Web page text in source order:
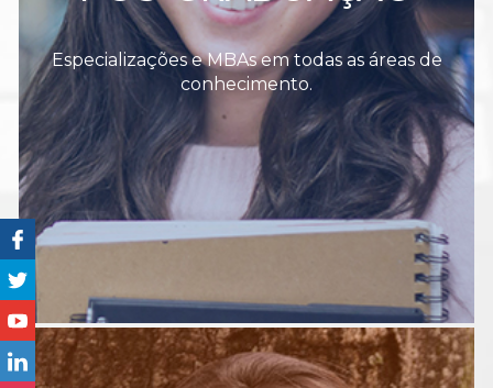
Especializações e MBAs em todas as áreas de
conhecimento.